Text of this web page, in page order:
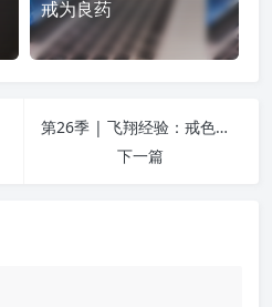
戒为良药
第26季 | 飞翔经验：戒色厌倦期、多汗问题、视力问题 | 戒为良药
下一篇